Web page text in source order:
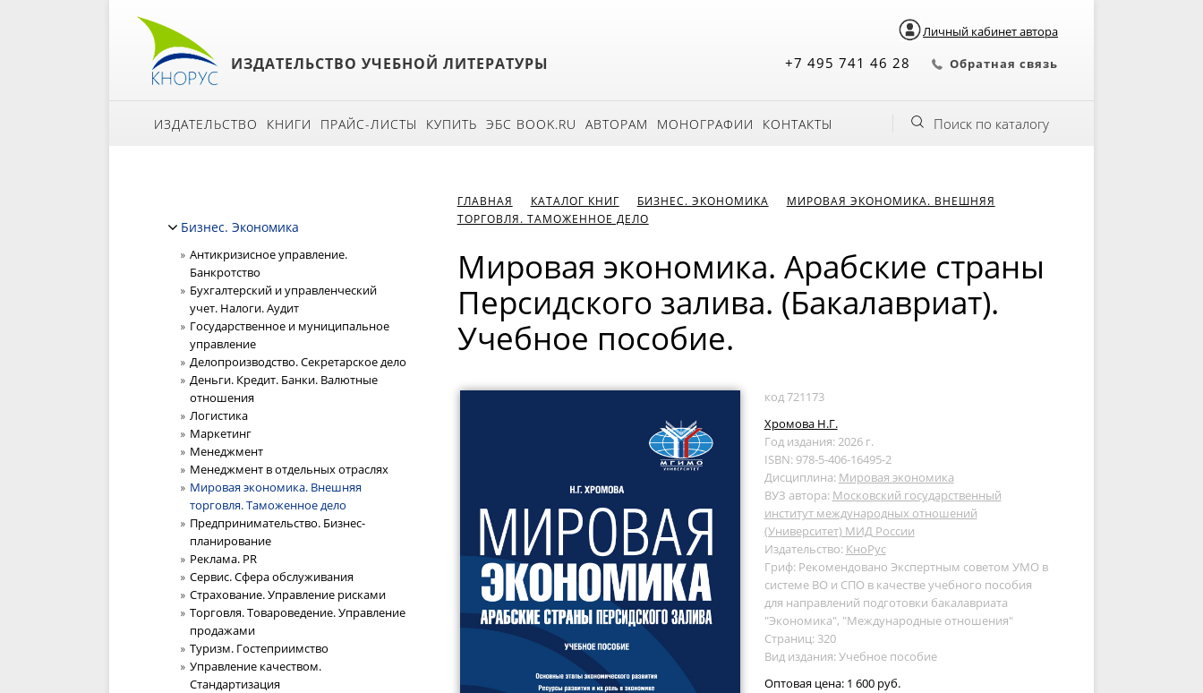
Личный кабинет автора
ИЗДАТЕЛЬСТВО УЧЕБНОЙ ЛИТЕРАТУРЫ +7 495 741 46 28 Обратная связь
ИЗДАТЕЛЬСТВО КНИГИ ПРАЙС-ЛИСТЫ КУПИТЬ ЭБС BOOK.RU АВТОРАМ МОНОГРАФИИ КОНТАКТЫ Поиск по каталогу
Бизнес. Экономика
Антикризисное управление.
Банкротство
Бухгалтерский и управленческий
учет. Налоги. Аудит
Государственное и муниципальное
управление
Делопроизводство. Секретарское дело
Деньги. Кредит. Банки. Валютные
отношения
Логистика
Маркетинг
Менеджмент
Менеджмент в отдельных отраслях
Мировая экономика. Внешняя
торговля. Таможенное дело
Предпринимательство. Бизнес-
планирование
Реклама. PR
Сервис. Сфера обслуживания
Страхование. Управление рисками
Торговля. Товароведение. Управление
продажами
Туризм. Гостеприимство
Управление качеством.
Стандартизация
ГЛАВНАЯ КАТАЛОГ КНИГ БИЗНЕС. ЭКОНОМИКА
МИРОВАЯ ЭКОНОМИКА. ВНЕШНЯЯ
ТОРГОВЛЯ. ТАМОЖЕННОЕ ДЕЛО
Мировая экономика. Арабские страны
Персидского залива. (Бакалавриат).
Учебное пособие.
код 721173
Хромова Н.Г.
Год издания: 2026 г.
ISBN: 978-5-406-16495-2
Дисциплина: Мировая экономика
ВУЗ автора: Московский государственный
институт международных отношений
(Университет) МИД России
Издательство: КноРус
Гриф: Рекомендовано Экспертным советом УМО в
системе ВО и СПО в качестве учебного пособия
для направлений подготовки бакалавриата
"Экономика", "Международные отношения"
Страниц: 320
Вид издания: Учебное пособие
Оптовая цена: 1 600 руб.